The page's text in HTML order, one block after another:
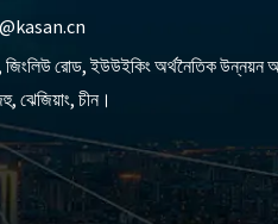
রোড, ইউউইকিং অর্থনৈতিক উন্নয়ন
ঝেজিয়াং, চীন।